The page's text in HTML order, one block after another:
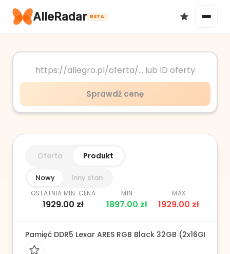
AlleRadar BETA
Okazje
Sprawdź cenę
Oferta Produkt
Nowy Inny stan
OSTATNIA MIN. CENA
1929.00 zł
MIN
1897.00 zł
MAX
1929.00 zł
Pamięć DDR5 Lexar ARES RGB Black 32GB (2x16GB)